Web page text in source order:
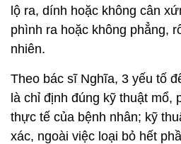
lộ ra, dính hoặc không cân
phình ra hoặc không phẳng,
nhiên.
Theo bác sĩ Nghĩa, 3 yếu tố
là chỉ định đúng kỹ thuật mổ,
thực tế của bệnh nhân; kỹ
xác, ngoài việc loại bỏ hết